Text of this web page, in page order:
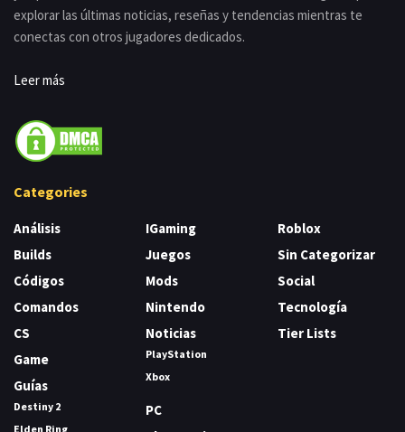
explorar las últimas noticias, reseñas y tendencias mientras te
conectas con otros jugadores dedicados.
Leer más
Categories
Análisis
Builds
Códigos
Comandos
CS
Game
Guías
Destiny 2
Elden Ring
IGaming
Juegos
Mods
Nintendo
Noticias
PlayStation
Xbox
PC
Roblox
Sin Categorizar
Social
Tecnología
Tier Lists